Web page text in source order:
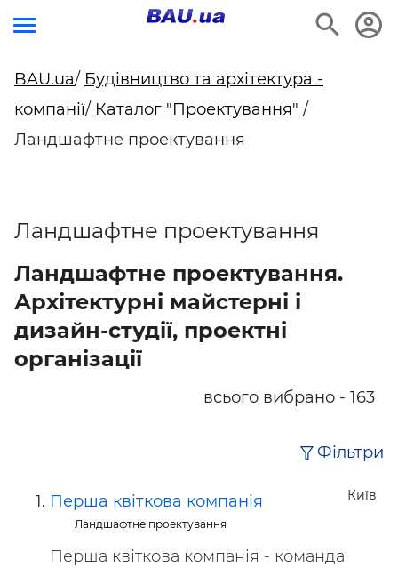
BAU.ua/ Будівництво та архітектура -
компанії/ Каталог "Проектування" /
Ландшафтне проектування
Ландшафтне проектування
Ландшафтне проектування.
Архітектурні майстерні і
дизайн-студії, проектні
організації
всього вибрано - 163
Фільтри
Київ
Перша квіткова компанія
Ландшафтне проектування
Перша квіткова компанія - команда